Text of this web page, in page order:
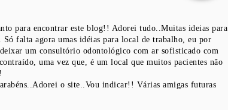
para encontrar este blog!! Adorei tudo..Muitas ideias para
falta agora umas idéias para local de trabalho, eu por
um consultório odontológico com ar sofisticado com
uma vez que, é um local que muitos pacientes não
o site..Vou indicar!! Várias amigas futuras